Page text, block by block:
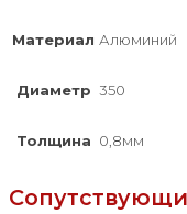
Материал Алюминий
Диаметр 350
Толщина 0,8мм